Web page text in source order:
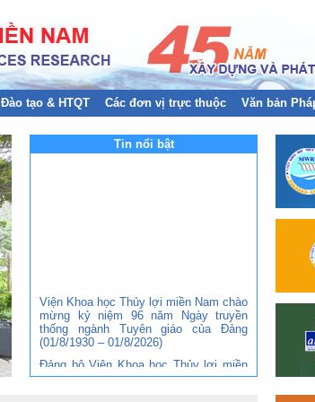
Đào tạo & HTQT Các đơn vị trực thuộc Văn bản
Tin nổi bật
mừng kỷ niệm 96 năm Ngày truyền
thống ngành Tuyên giáo của Đảng
(01/8/1930 – 01/8/2026)
Đảng bộ Viện Khoa học Thủy lợi miền
Nam tham gia Hội nghị trực tuyến toàn
quốc nghiên cứu, học tập, quán triệt và